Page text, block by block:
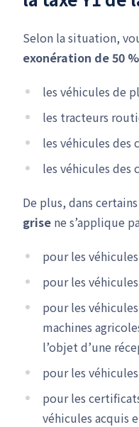
Selon la situation,
exonération de 50 %
les véhicules de
les tracteurs
les véhicules des
les véhicules des
De plus, dans
grise ne s’applique
pour les
pour les
pour les
machines
l’objet d’une
pour les
pour les
véhicules acquis